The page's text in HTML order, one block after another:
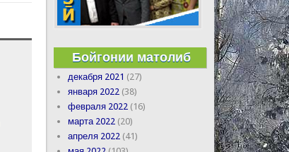
Бойгонии матолиб
декабря 2021 (27)
января 2022 (38)
февраля 2022 (16)
марта 2022 (20)
апреля 2022 (41)